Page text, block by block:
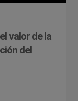
valor de la
del